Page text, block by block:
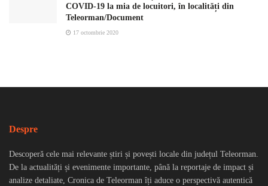
COVID-19 la mia de locuitori, în localități din
Teleorman/Document
17 octombrie 2020
Despre
Descoperă cele mai relevante știri și povești locale din județul Teleorman.
De la actualități și evenimente importante, până la reportaje de impact și
analize detaliate, Cronica de Teleorman îți aduce o perspectivă autentică